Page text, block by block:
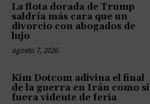
La flota dorada de Trump
saldría más cara que un
divorcio con abogados de
lujo
agosto 7, 2026
Kim Dotcom adivina el final
de la guerra en Irán como si
fuera vidente de feria